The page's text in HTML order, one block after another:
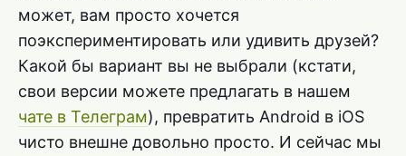
может, вам просто хочется
поэкспериментировать или удивить друзей?
Какой бы вариант вы не выбрали (кстати,
свои версии можете предлагать в нашем
чате в Телеграм), превратить Android в iOS
чисто внешне довольно просто. И сейчас мы